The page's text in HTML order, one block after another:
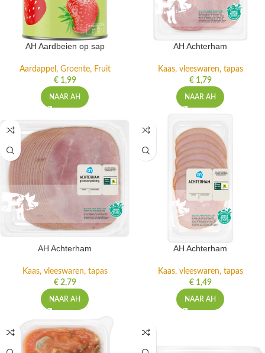
AH Aardbeien op sap
Aardappel, Groente, Fruit
€1,99
NAAR AH
AH Achterham
Kaas, vleeswaren, tapas
€1,79
NAAR AH
AH Achterham
Kaas, vleeswaren, tapas
€2,79
NAAR AH
AH Achterham
Kaas, vleeswaren, tapas
€1,49
NAAR AH